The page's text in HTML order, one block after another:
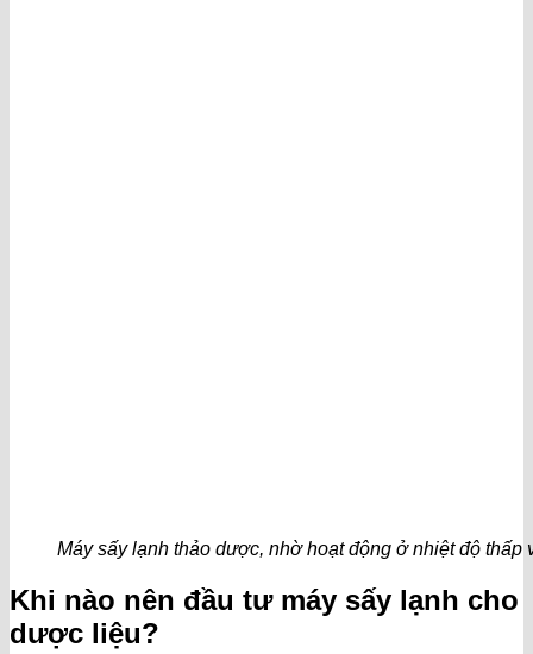
Máy sấy lạnh thảo dược, nhờ hoạt động ở nhiệt độ thấp
Khi nào nên đầu tư máy sấy lạnh cho
dược liệu?